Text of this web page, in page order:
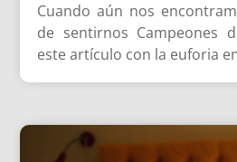
Cuando aún nos
de sentirnos Campeones
este artículo con la euforia